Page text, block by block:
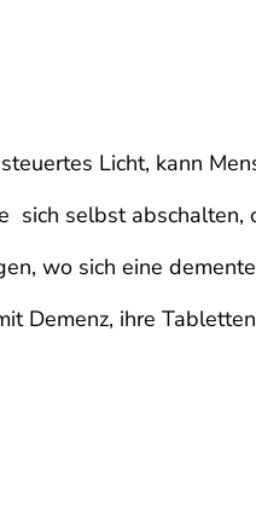
Licht, kann
sich selbst abschalten,
wo sich eine
Demenz, ihre